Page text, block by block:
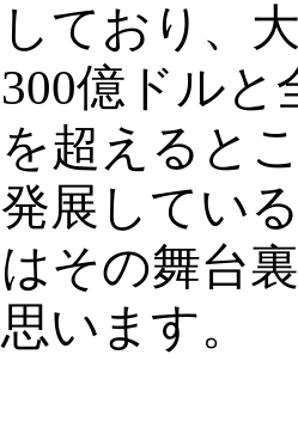
しており、
300億ドルと
を超えると
発展してい
はその舞台
思います。